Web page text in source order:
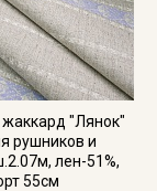
"Лянок"
рушников и
лен-51%,
55см